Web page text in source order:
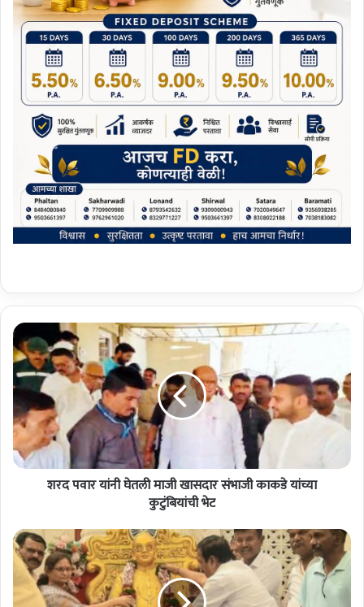
श
र
द
प
वा
र
यां
नी
घे
जी
खा
स
दा
शरद पवार यांनी घेतली माजी खासदार संभाजी काकडे यांच्या
कुटुंबियांची भेट
डॉ
.
आं
बे